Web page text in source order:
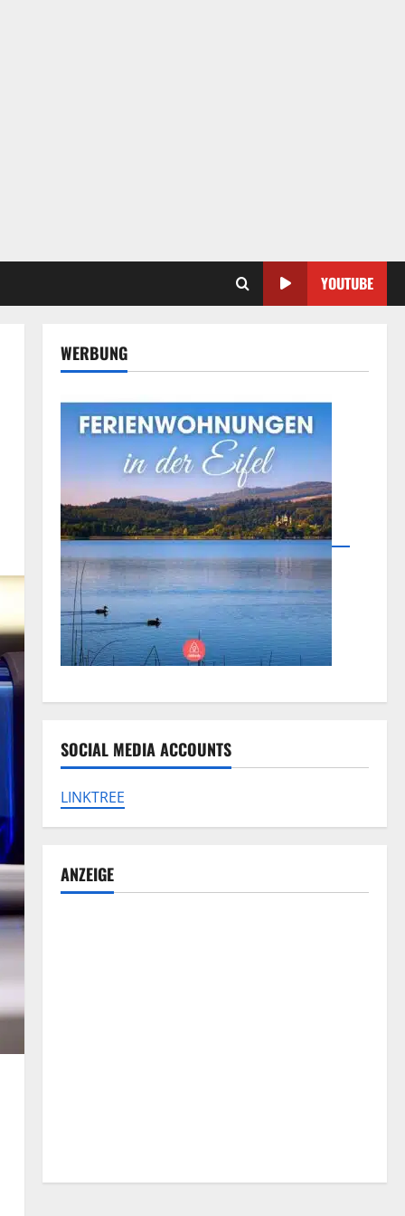
YOUTUBE
WERBUNG
SOCIAL MEDIA ACCOUNTS
LINKTREE
ANZEIGE